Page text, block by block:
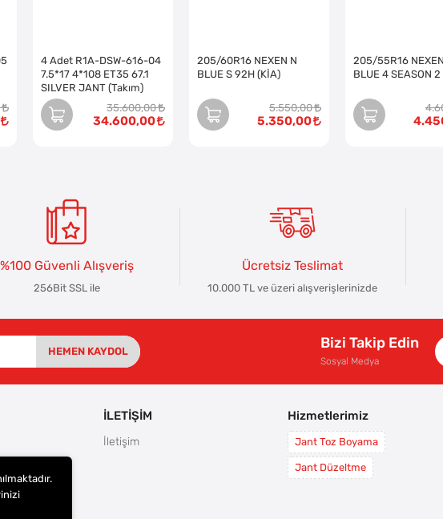
4 Adet R1A-DSW-616-04
7.5*17 4*108 ET35 67.1
SILVER JANT (Takım)
35.600,00
34.600,00
205/60R16 NEXEN N
BLUE S 92H (KİA)
5.550,00
5.350,00
205/55R16
BLUE 4 SEASON
%100 Güvenli Alışveriş
256Bit SSL ile
Ücretsiz Teslimat
10.000 TL ve üzeri alışverişlerinizde
HEMEN KAYDOL
Bizi Takip Edin
Sosyal Medya
İLETİŞİM
İletişim
Hizmetlerimiz
Jant Toz Boyama
Jant Düzeltme